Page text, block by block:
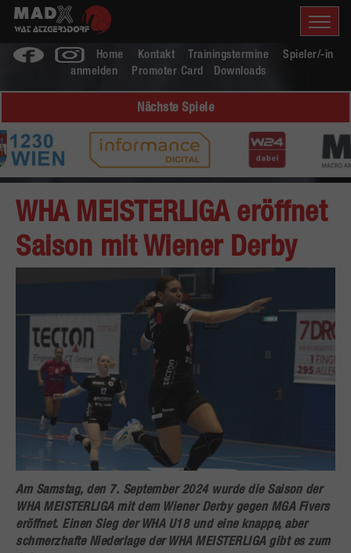
Home Kontakt Trainingstermine
Spieler/-in
anmelden
Promoter Card Downloads
Nächste Spiele
WHA MEISTERLIGA eröffnet
Saison mit Wiener Derby
Am Samstag, den 7. September 2024 wurde die Saison der
WHA MEISTERLIGA mit dem Wiener Derby gegen MGA Fivers
eröffnet. Einen Sieg der WHA U18 und eine knappe, aber
schmerzhafte Niederlage der WHA MEISTERLIGA gibt es zum